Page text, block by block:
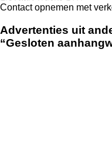
Contact opnemen met
Advertenties uit
“Gesloten